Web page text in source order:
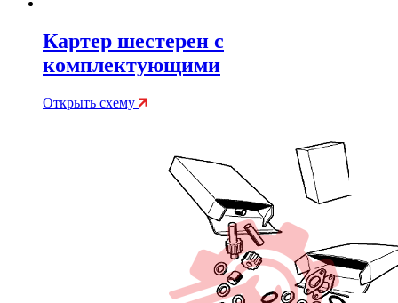
Картер шестерен с
комплектующими
Открыть схему